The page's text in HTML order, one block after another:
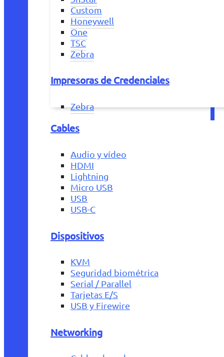
Custom
Honeywell
One
TSC
Zebra
Impresoras de Credenciales
Zebra
Cables
Audio y vídeo
HDMI
Lightning
Micro USB
USB
USB-C
Dispositivos
KVM
Seguridad biométrica
Serial / Parallel
Tarjetas E/S
USB y Firewire
Networking